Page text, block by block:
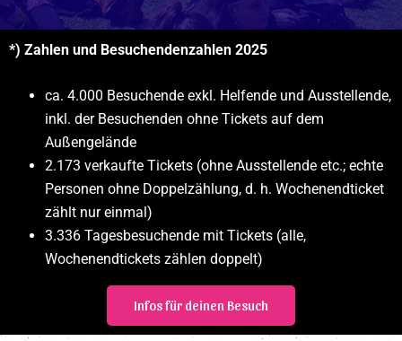
*) Zahlen und Besuchendenzahlen 2025
ca. 4.000 Besuchende exkl. Helfende und Ausstellende,
inkl. der Besuchenden ohne Tickets auf dem
Außengelände
2.173 verkaufte Tickets (ohne Ausstellende etc.; echte
Personen ohne Doppelzählung, d. h. Wochenendticket
zählt nur einmal)
3.336 Tagesbesuchende mit Tickets (alle,
Wochenendtickets zählen doppelt)
Infos für deinen Besuch